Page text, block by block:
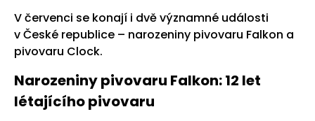
V červenci se konají i dvě významné události
v České republice – narozeniny pivovaru Falkon a
pivovaru Clock.
Narozeniny pivovaru Falkon: 12 let
létajícího pivovaru